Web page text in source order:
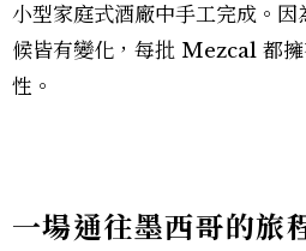
小型家庭式酒廠中手工完成。
候皆有變化，每批 Mezcal 都
性。
一場通往墨西哥的旅